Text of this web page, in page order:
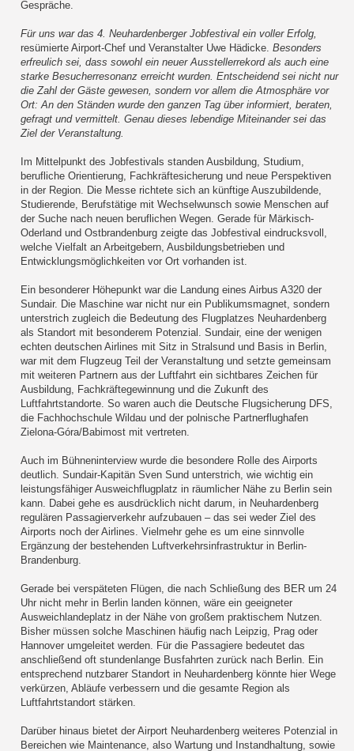
Gespräche.
Für uns war das 4. Neuhardenberger Jobfestival ein voller Erfolg,
resümierte Airport-Chef und Veranstalter Uwe Hädicke.Besonders
erfreulich sei, dass sowohl ein neuer Ausstellerrekord als auch eine
starke Besucherresonanz erreicht wurden. Entscheidend sei nicht nur
die Zahl der Gäste gewesen, sondern vor allem die Atmosphäre vor
Ort: An den Ständen wurde den ganzen Tag über informiert, beraten,
gefragt und vermittelt. Genau dieses lebendige Miteinander sei das
Ziel der Veranstaltung.
Im Mittelpunkt des Jobfestivals standen Ausbildung, Studium,
berufliche Orientierung, Fachkräftesicherung und neue Perspektiven
in der Region. Die Messe richtete sich an künftige Auszubildende,
Studierende, Berufstätige mit Wechselwunsch sowie Menschen auf
der Suche nach neuen beruflichen Wegen. Gerade für Märkisch-
Oderland und Ostbrandenburg zeigte das Jobfestival eindrucksvoll,
welche Vielfalt an Arbeitgebern, Ausbildungsbetrieben und
Entwicklungsmöglichkeiten vor Ort vorhanden ist.
Ein besonderer Höhepunkt war die Landung eines Airbus A320 der
Sundair. Die Maschine war nicht nur ein Publikumsmagnet, sondern
unterstrich zugleich die Bedeutung des Flugplatzes Neuhardenberg
als Standort mit besonderem Potenzial. Sundair, eine der wenigen
echten deutschen Airlines mit Sitz in Stralsund und Basis in Berlin,
war mit dem Flugzeug Teil der Veranstaltung und setzte gemeinsam
mit weiteren Partnern aus der Luftfahrt ein sichtbares Zeichen für
Ausbildung, Fachkräftegewinnung und die Zukunft des
Luftfahrtstandorte. So waren auch die Deutsche Flugsicherung DFS,
die Fachhochschule Wildau und der polnische Partnerflughafen
Zielona-Góra/Babimost mit vertreten.
Auch im Bühneninterview wurde die besondere Rolle des Airports
deutlich. Sundair-Kapitän Sven Sund unterstrich, wie wichtig ein
leistungsfähiger Ausweichflugplatz in räumlicher Nähe zu Berlin sein
kann. Dabei gehe es ausdrücklich nicht darum, in Neuhardenberg
regulären Passagierverkehr aufzubauen – das sei weder Ziel des
Airports noch der Airlines. Vielmehr gehe es um eine sinnvolle
Ergänzung der bestehenden Luftverkehrsinfrastruktur in Berlin-
Brandenburg.
Gerade bei verspäteten Flügen, die nach Schließung des BER um 24
Uhr nicht mehr in Berlin landen können, wäre ein geeigneter
Ausweichlandeplatz in der Nähe von großem praktischem Nutzen.
Bisher müssen solche Maschinen häufig nach Leipzig, Prag oder
Hannover umgeleitet werden. Für die Passagiere bedeutet das
anschließend oft stundenlange Busfahrten zurück nach Berlin. Ein
entsprechend nutzbarer Standort in Neuhardenberg könnte hier Wege
verkürzen, Abläufe verbessern und die gesamte Region als
Luftfahrtstandort stärken.
Darüber hinaus bietet der Airport Neuhardenberg weiteres Potenzial in
Bereichen wie Maintenance, also Wartung und Instandhaltung, sowie